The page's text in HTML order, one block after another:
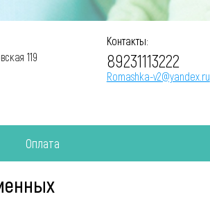
119
Контакты:
89231113222
Romashka-v2@yandex.ru
Оплата